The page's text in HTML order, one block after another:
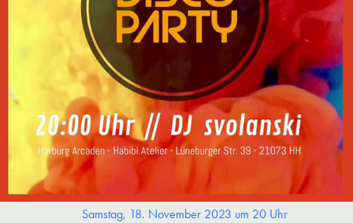
Samstag, 18. November 2023 um 20 Uhr